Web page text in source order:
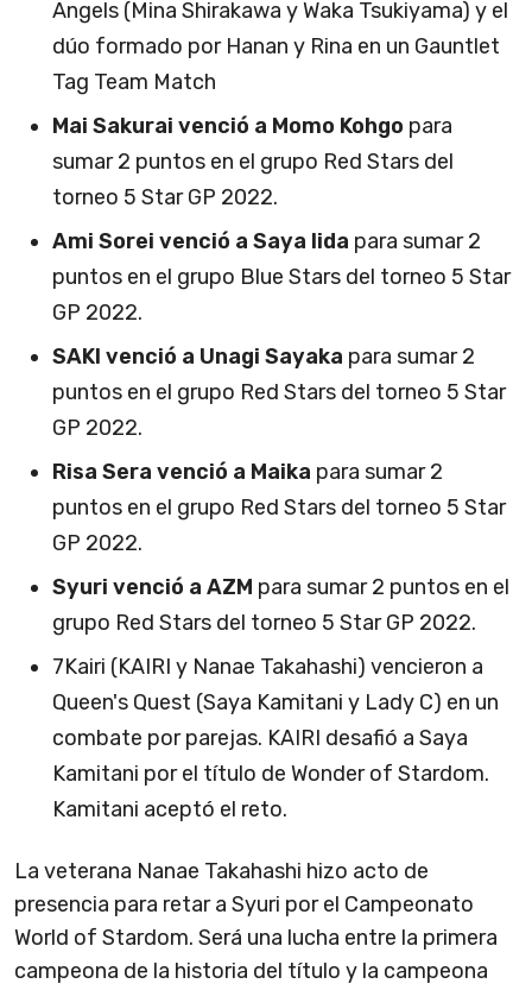
Angels (Mina Shirakawa y Waka Tsukiyama) y el
dúo formado por Hanan y Rina en un Gauntlet
Tag Team Match
Mai Sakurai venció a Momo Kohgo para
sumar 2 puntos en el grupo Red Stars del
torneo 5 Star GP 2022.
Ami Sorei venció a Saya Iida para sumar 2
puntos en el grupo Blue Stars del torneo 5 Star
GP 2022.
SAKI venció a Unagi Sayaka para sumar 2
puntos en el grupo Red Stars del torneo 5 Star
GP 2022.
Risa Sera venció a Maika para sumar 2
puntos en el grupo Red Stars del torneo 5 Star
GP 2022.
Syuri venció a AZM para sumar 2 puntos en el
grupo Red Stars del torneo 5 Star GP 2022.
7Kairi (KAIRI y Nanae Takahashi) vencieron a
Queen's Quest (Saya Kamitani y Lady C) en un
combate por parejas. KAIRI desafió a Saya
Kamitani por el título de Wonder of Stardom.
Kamitani aceptó el reto.
La veterana Nanae Takahashi hizo acto de
presencia para retar a Syuri por el Campeonato
World of Stardom. Será una lucha entre la primera
campeona de la historia del título y la campeona